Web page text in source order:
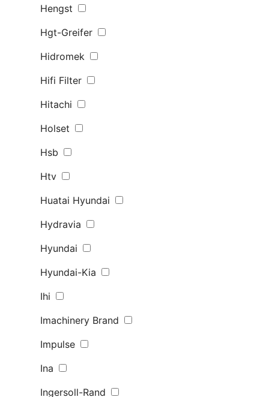
Hengst
Hgt-Greifer
Hidromek
Hifi Filter
Hitachi
Holset
Hsb
Htv
Huatai Hyundai
Hydravia
Hyundai
Hyundai-Kia
Ihi
Imachinery Brand
Impulse
Ina
Ingersoll-Rand